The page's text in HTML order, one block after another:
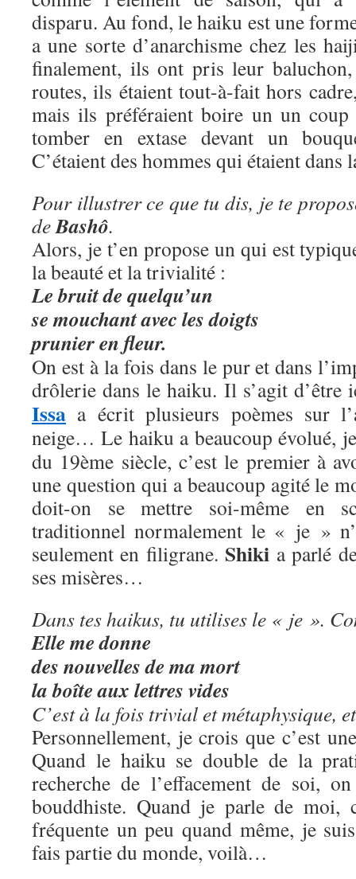
disparu. Au fond, le haiku est une
a une sorte d’anarchisme chez les
finalement, ils ont pris leur
routes, ils étaient tout-à-fait hors
mais ils préféraient boire un un coup
tomber en extase devant un
C’étaient des hommes qui étaient dans
Pour illustrer ce que tu dis, je te
deBashô.
Alors, je t’en propose un qui est
la beauté et la trivialité :
Le bruit de quelqu’un
se mouchant avec les doigts
prunier en fleur.
On est à la fois dans le pur et dans
drôlerie dans le haiku. Il s’agit d’être
Issa a écrit plusieurs poèmes sur
neige… Le haiku a beaucoup évolué,
du 19ème siècle, c’est le premier à
une question qui a beaucoup agité le
doit-on se mettre soi-même en
traditionnel normalement le « je »
seulement en filigrane. Shiki a parlé
ses misères…
Dans tes haikus, tu utilises le « je ».
Elle me donne
des nouvelles de ma mort
la boîte aux lettres vides
C’est à la fois trivial et métaphysique,
Personnellement, je crois que c’est
Quand le haiku se double de la
recherche de l’effacement de soi,
bouddhiste. Quand je parle de moi,
fréquente un peu quand même, je
fais partie du monde, voilà…